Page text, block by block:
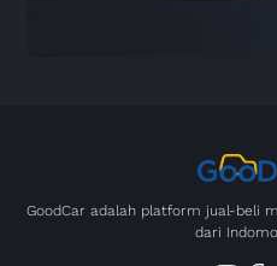
GoodCar adalah platform jual-beli
dari